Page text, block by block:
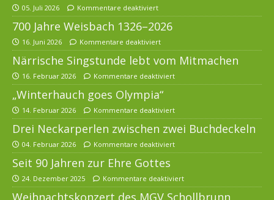
05. Juli 2026 Kommentare deaktiviert
700 Jahre Weisbach 1326–2026
16. Juni 2026 Kommentare deaktiviert
Närrische Singstunde lebt vom Mitmachen
16. Februar 2026 Kommentare deaktiviert
„Winterhauch goes Olympia“
14. Februar 2026 Kommentare deaktiviert
Drei Neckarperlen zwischen zwei Buchdeckeln
04. Februar 2026 Kommentare deaktiviert
Seit 90 Jahren zur Ehre Gottes
24. Dezember 2025 Kommentare deaktiviert
Weihnachtskonzert des MGV Schollbrunn